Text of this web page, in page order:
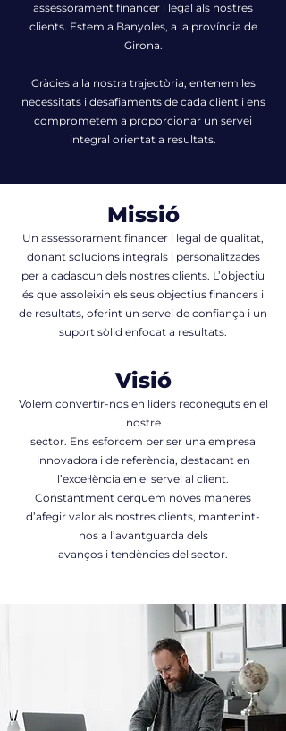
assessorament financer i legal als nostres
clients. Estem a Banyoles, a la província de
Girona.
Gràcies a la nostra trajectòria, entenem les
necessitats i desafiaments de cada client i ens
comprometem a proporcionar un servei
integral orientat a resultats.
Missió
Un assessorament financer i legal de qualitat,
donant solucions integrals i personalitzades
per a cadascun dels nostres clients. L’objectiu
és que assoleixin els seus objectius financers i
de resultats, oferint un servei de confiança i un
suport sòlid enfocat a resultats.
Visió
Volem convertir-nos en líders reconeguts en el
nostre
sector. Ens esforcem per ser una empresa
innovadora i de referència, destacant en
l’excel·lència en el servei al client.
Constantment cerquem noves maneres
d’afegir valor als nostres clients, mantenint-
nos a l’avantguarda dels
avanços i tendències del sector.